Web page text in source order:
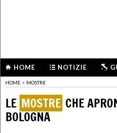
HOME NOTIZIE
HOME > MOSTRE
LE MOSTRE CHE
BOLOGNA